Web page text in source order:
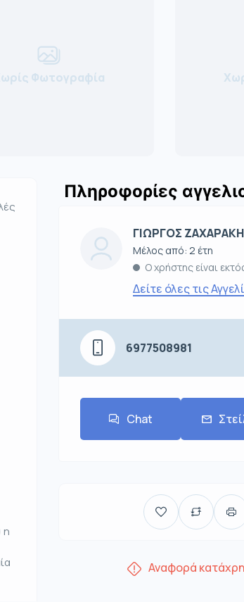
Φωτογραφία
η
Πληροφορίες
ΓΙΩΡΓΟΣ
Μέλος από: 2 έτη
Ο χρήστης είναι
Δείτε όλες τις
6977508981
Chat
Αναφορά